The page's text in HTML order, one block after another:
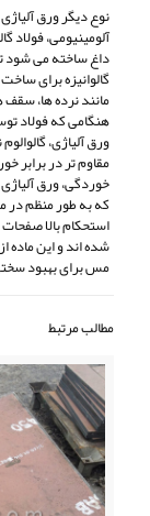
نوع دیگر ورق
آلومینیومی، فولاد
داغ ساخته می شود
گالوانیزه برای
مانند نرده ها،
هنگامی که فولاد
ورق آلیاژی،
مقاوم تر در برابر
خوردگی، ورق
که به طور منظم در
استحکام بالا صفحات
شده اند و این ماده
مس برای بهبود
مطالب مرتبط